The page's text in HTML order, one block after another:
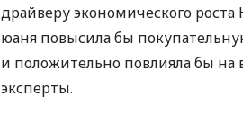
драйверу экономического
юаня повысила бы
и положительно повлияла бы
эксперты.